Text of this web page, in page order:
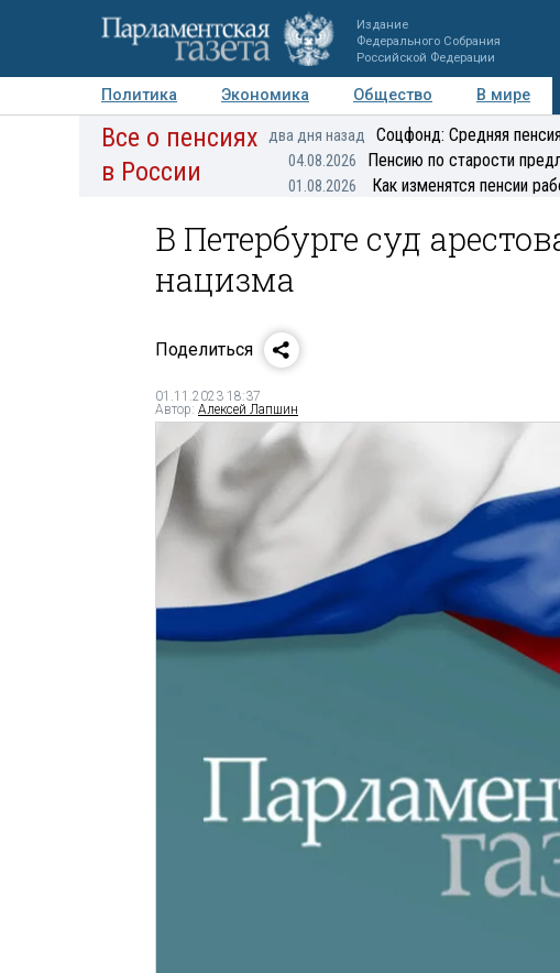
Издание
Федерального Собрания
Российской Федерации
Политика Экономика Общество В мире
Авторы Персоны Мнения Регионы
Все о пенсиях
в России
два дня назад Соцфонд: Средняя
04.08.2026 Пенсию по старости
01.08.2026 Как изменятся пенсии
В Петербурге суд
нацизма
Поделиться
01.11.2023 18:37
Автор: Алексей Лапшин